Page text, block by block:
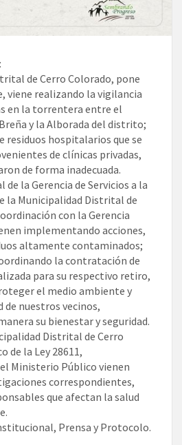
de Cerro Colorado, pone
viene realizando la vigilancia
en la torrentera entre el
y la Alborada del distrito;
residuos hospitalarios que se
de clínicas privadas,
de forma inadecuada.
la Gerencia de Servicios a la
la Municipalidad Distrital de
con la Gerencia
implementando acciones,
altamente contaminados;
la contratación de
para su respectivo retiro,
el medio ambiente y
de nuestros vecinos,
su bienestar y seguridad.
Distrital de Cerro
de la Ley 28611,
Ministerio Público vienen
correspondientes,
que afectan la salud
Prensa y Protocolo.